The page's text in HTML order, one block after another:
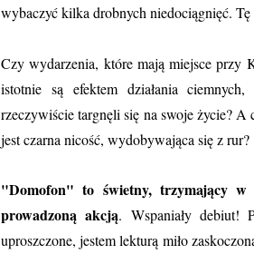
wybaczyć kilka drobnych niedociągnięć.
Czy wydarzenia, które mają miejsce przy
istotnie są efektem działania
rzeczywiście targnęli się na swoje życie?
jest czarna nicość, wydobywająca się z rur?
"Domofon" to świetny, trzymający
prowadzoną akcją. Wspaniały debiut!
uproszczone, jestem lekturą miło